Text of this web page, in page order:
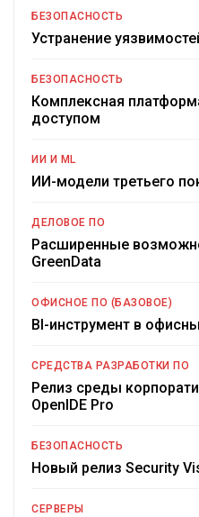
БЕЗОПАСНОСТЬ
Устранение
БЕЗОПАСНОСТЬ
Комплексная
доступом
ИИ И ML
ИИ-модели третьего
ДЕЛОВОЕ ПО
Расширенные
GreenData
ОФИСНОЕ ПО (БАЗОВОЕ)
BI-инструмент в
СРЕДСТВА РАЗРАБОТКИ ПО
Релиз среды
OpenIDE Pro
БЕЗОПАСНОСТЬ
Новый релиз Security
СЕРВЕРЫ